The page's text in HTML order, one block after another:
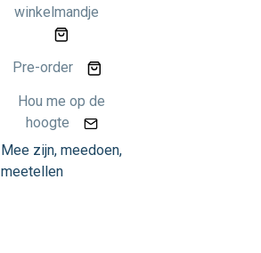
winkelmandje
Pre-order
Hou me op de
hoogte
Mee zijn, meedoen,
meetellen